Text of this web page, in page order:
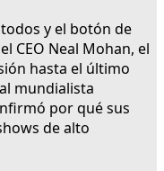
y el botón de
CEO Neal Mohan, el
hasta el último
mundialista
por qué sus
de alto